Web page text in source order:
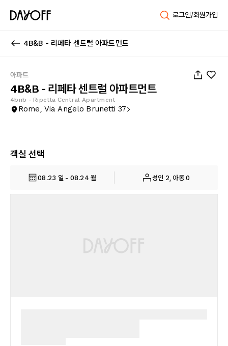
로그인/회원가입
4B&B - 리페타 센트럴 아파트먼트
아파트
4B&B - 리페타 센트럴 아파트먼트
4bnb - Ripetta Central Apartment
Rome, Via Angelo Brunetti 37
객실 선택
08.23 일 - 08.24 월 성인 2, 아동 0